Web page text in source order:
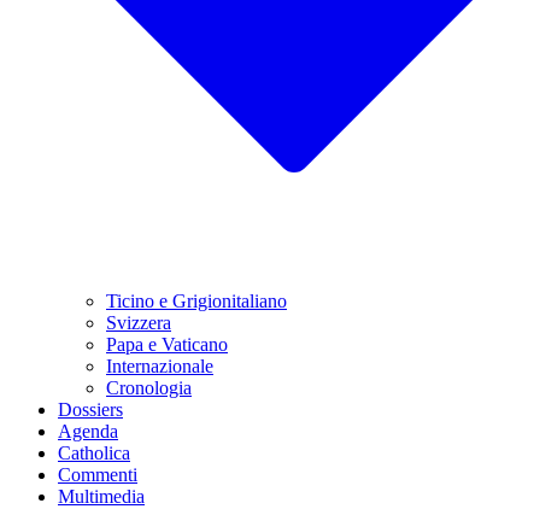
Ticino e Grigionitaliano
Svizzera
Papa e Vaticano
Internazionale
Cronologia
Dossiers
Agenda
Catholica
Commenti
Multimedia